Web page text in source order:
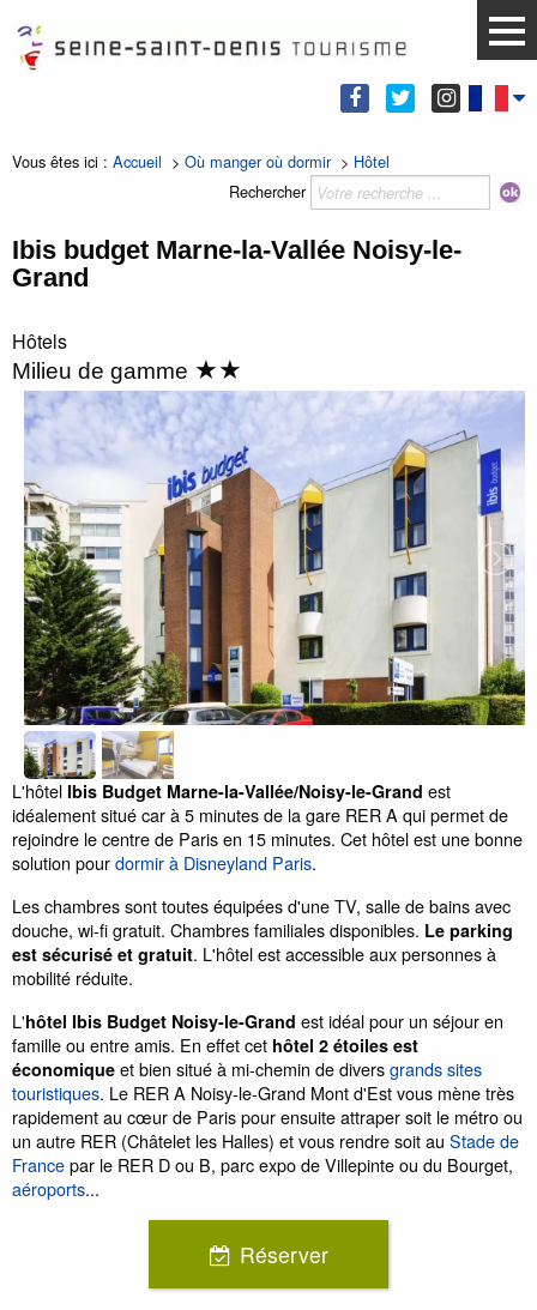
Vous êtes ici : Accueil > Où manger où dormir> Hôtel
Rechercher
Ibis budget Marne-la-Vallée Noisy-le-
Grand
Hôtels
Milieu de gamme ★★
L'hôtel Ibis Budget Marne-la-Vallée/Noisy-le-Grand est
idéalement situé car à 5 minutes de la gare RER A qui permet de
rejoindre le centre de Paris en 15 minutes. Cet hôtel est une bonne
solution pourdormir à Disneyland Paris.
Les chambres sont toutes équipées d'une TV, salle de bains avec
douche, wi-fi gratuit. Chambres familiales disponibles. Le parking
est sécurisé et gratuit. L'hôtel est accessible aux personnes à
mobilité réduite.
L'hôtel Ibis Budget Noisy-le-Grand est idéal pour un séjour en
famille ou entre amis. En effet cet hôtel 2 étoiles est
économique et bien situé à mi-chemin de diversgrands sites
touristiques. Le RER A Noisy-le-Grand Mont d'Est vous mène très
rapidement au cœur de Paris pour ensuite attraper soit le métro ou
un autre RER (Châtelet les Halles) et vous rendre soit au Stade de
Francepar le RER D ou B, parc expo de Villepinte ou du Bourget,
aéroports...
Réserver